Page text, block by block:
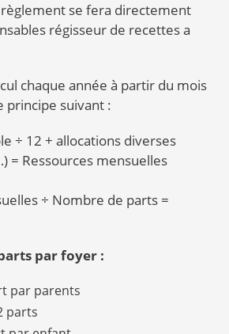
se fera directement
régisseur de recettes a
chaque année à partir du mois
principe suivant :
÷ 12 + allocations diverses
= Ressources mensuelles
÷ Nombre de parts =
par foyer :
par parents
parts